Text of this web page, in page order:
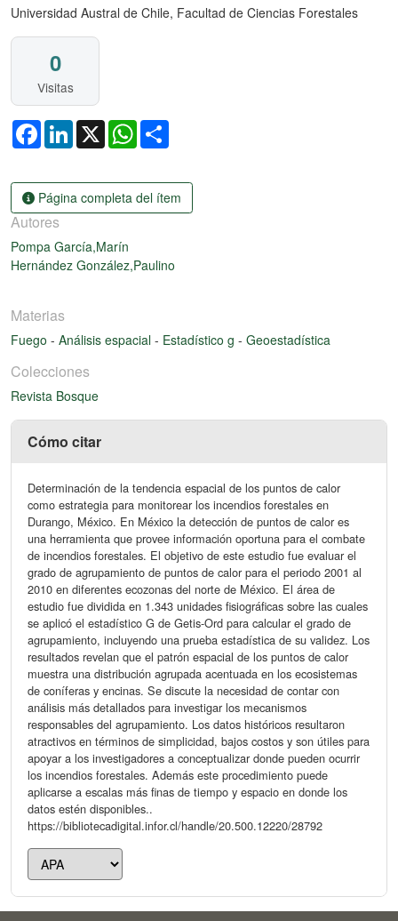
Universidad Austral de Chile, Facultad de Ciencias Forestales
0
Visitas
FacebookLinkedIn
X WhatsApp
Página completa del ítem
Autores
Pompa García,Marín
Hernández González,Paulino
Materias
Fuego - Análisis espacial - Estadístico g - Geoestadística
Colecciones
Revista Bosque
Cómo citar
Determinación de la tendencia espacial de los puntos de calor
como estrategia para monitorear los incendios forestales en
Durango, México. En México la detección de puntos de calor es
una herramienta que provee información oportuna para el combate
de incendios forestales. El objetivo de este estudio fue evaluar el
grado de agrupamiento de puntos de calor para el periodo 2001 al
2010 en diferentes ecozonas del norte de México. El área de
estudio fue dividida en 1.343 unidades fisiográficas sobre las cuales
se aplicó el estadístico G de Getis-Ord para calcular el grado de
agrupamiento, incluyendo una prueba estadística de su validez. Los
resultados revelan que el patrón espacial de los puntos de calor
muestra una distribución agrupada acentuada en los ecosistemas
de coníferas y encinas. Se discute la necesidad de contar con
análisis más detallados para investigar los mecanismos
responsables del agrupamiento. Los datos históricos resultaron
atractivos en términos de simplicidad, bajos costos y son útiles para
apoyar a los investigadores a conceptualizar donde pueden ocurrir
los incendios forestales. Además este procedimiento puede
aplicarse a escalas más finas de tiempo y espacio en donde los
datos estén disponibles..
https://bibliotecadigital.infor.cl/handle/20.500.12220/28792